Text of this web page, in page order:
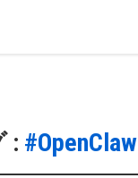
: #OpenClaw